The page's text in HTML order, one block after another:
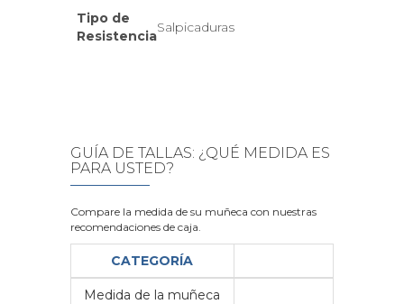
Tipo de
Resistencia
Salpicaduras
GUÍA DE TALLAS: ¿QUÉ MEDIDA ES
PARA USTED?
Compare la medida de su muñeca con nuestras
recomendaciones de caja.
CATEGORÍA
Medida de la muñeca